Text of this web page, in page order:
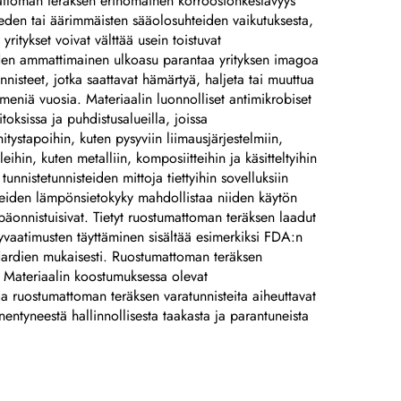
tai äärimmäisten sääolosuhteiden vaikutuksesta,
voivat välttää usein toistuvat
ammattimainen ulkoasu parantaa yrityksen imagoa
jotka saattavat hämärtyä, haljeta tai muuttua
vuosia. Materiaalin luonnolliset antimikrobiset
ja puhdistusalueilla, joissa
kuten pysyviin liimausjärjestelmiin,
kuten metalliin, komposiitteihin ja käsitteltyihin
mittoja tiettyihin sovelluksiin
lämpönsietokyky mahdollistaa niiden käytön
Tietyt ruostumattoman teräksen laadut
täyttäminen sisältää esimerkiksi FDA:n
mukaisesti. Ruostumattoman teräksen
koostumuksessa olevat
teräksen varatunnisteita aiheuttavat
hallinnollisesta taakasta ja parantuneista